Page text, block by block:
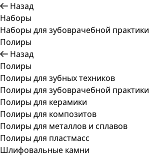
Назад
Наборы
Наборы для зубоврачебной практики
Полиры
Назад
Полиры
Полиры для зубных техников
Полиры для зубоврачебной практики
Полиры для керамики
Полиры для композитов
Полиры для металлов и сплавов
Полиры для пластмасс
Шлифовальные камни